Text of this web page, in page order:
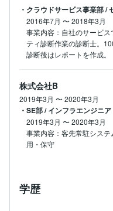
・クラウドサービス事業部 /
2016年7月 〜2018年3月
事業内容：自社のサービ
ティ診断作業の診断士。
診断後はレポートを作成。
株式会社B
2019年3月 〜2020年3月
・SE部 / インフラエンジニア
2019年3月 〜2020年3月
事業内容：客先常駐シス
用・保守
学歴